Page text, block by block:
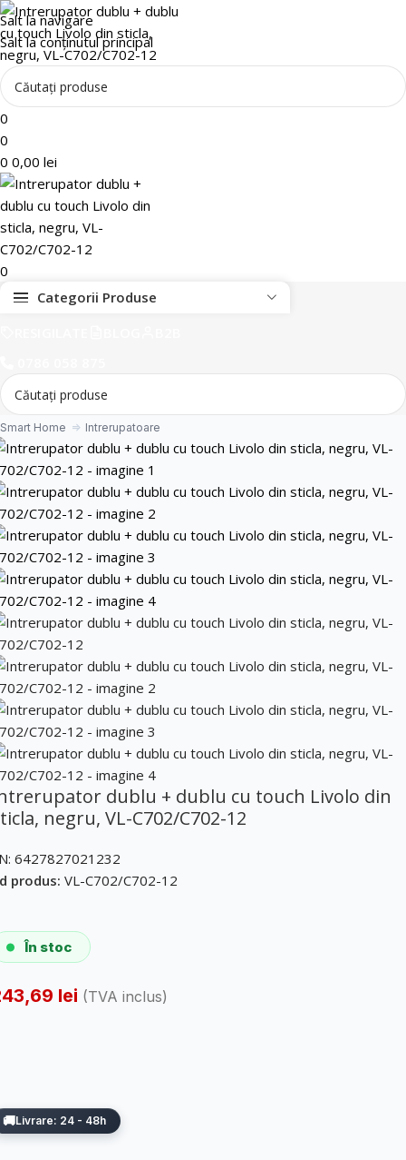
Salt la navigare
Salt la conținutul principal
0
0
0 0,00 lei
0
Categorii Produse
Smart Home Intrerupatoare
dublu + dublu cu touch Livolo din
negru, VL-C702/C702-12
6427827021232
produs: VL-C702/C702-12
În stoc
lei (TVA inclus)
Livrare: 24 - 48h